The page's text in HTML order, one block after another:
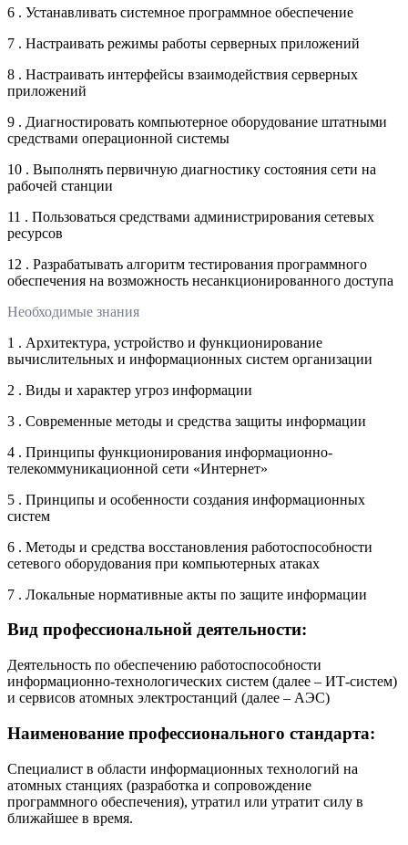
6 . Устанавливать системное программное обеспечение
7 . Настраивать режимы работы серверных приложений
8 . Настраивать интерфейсы взаимодействия серверных
приложений
9 . Диагностировать компьютерное оборудование штатными
средствами операционной системы
10 . Выполнять первичную диагностику состояния сети на
рабочей станции
11 . Пользоваться средствами администрирования сетевых
ресурсов
12 . Разрабатывать алгоритм тестирования программного
обеспечения на возможность несанкционированного доступа
Необходимые знания
1 . Архитектура, устройство и функционирование
вычислительных и информационных систем организации
2 . Виды и характер угроз информации
3 . Современные методы и средства защиты информации
4 . Принципы функционирования информационно-
телекоммуникационной сети «Интернет»
5 . Принципы и особенности создания информационных
систем
6 . Методы и средства восстановления работоспособности
сетевого оборудования при компьютерных атаках
7 . Локальные нормативные акты по защите информации
Вид профессиональной деятельности:
Деятельность по обеспечению работоспособности
информационно-технологических систем (далее – ИТ-систем)
и сервисов атомных электростанций (далее – АЭС)
Наименование профессионального стандарта:
Специалист в области информационных технологий на
атомных станциях (разработка и сопровождение
программного обеспечения), утратил или утратит силу в
ближайшее в время.